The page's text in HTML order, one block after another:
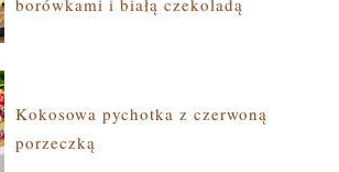
Kokosowa pychotka z czerwoną
porzeczką